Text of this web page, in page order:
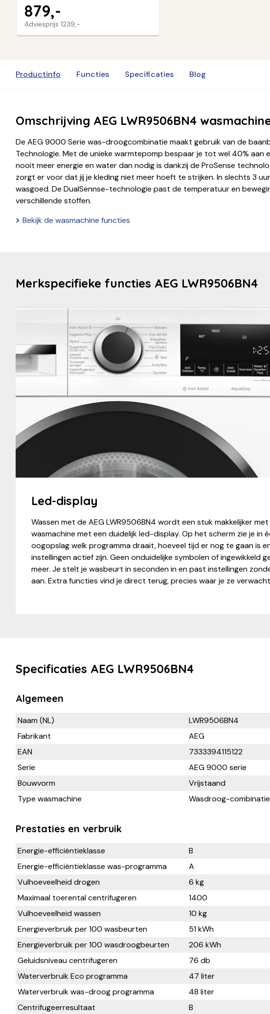
Adviesprijs 1239,-
879,-
Productinfo Functies Specificaties Blog
Omschrijving AEG LWR9506BN4
De AEG 9000 Serie was-droogcombinatie maakt gebruik van de
Technologie. Met de unieke warmtepomp bespaar je tot wel 40% aan
nooit meer energie en water dan nodig is dankzij de ProSense
zorgt er voor dat jij je kleding niet meer hoeft te strijken. In slechts 3
wasgoed. De DualSennse-technologie past de temperatuur en
verschillende stoffen.
Bekijk de wasmachine functies
Merkspecifieke functies AEG LWR9506BN4
Led-display
Wassen met de AEG LWR9506BN4 wordt een stuk makkelijker
wasmachine met een duidelijk led-display. Op het scherm zie je in
oogopslag welk programma draait, hoeveel tijd er nog te gaan is
instellingen actief zijn. Geen onduidelijke symbolen of ingewikkeld
meer. Je stelt je wasbeurt in seconden in en past instellingen
aan. Extra functies vind je direct terug, precies waar je ze
Specificaties AEG LWR9506BN4
Algemeen
Naam (NL)
LWR9506BN4
Fabrikant
AEG
EAN
7333394115122
Serie
AEG 9000 serie
Bouwvorm
Vrijstaand
Type wasmachine
Wasdroog-combinatie
Prestaties en verbruik
Energie-efficiëntieklasse
B
Energie-efficiëntieklasse was-programma
A
Vulhoeveelheid drogen
6 kg
Maximaal toerental centrifugeren
1400
Vulhoeveelheid wassen
10 kg
Energieverbruik per 100 wasbeurten
51 kWh
Energieverbruik per 100 wasdroogbeurten
206 kWh
Geluidsniveau centrifugeren
76 db
Waterverbruik Eco programma
47 liter
Waterverbruik was-droog programma
48 liter
Centrifugeerresultaat
B